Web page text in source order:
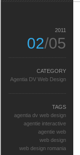
2011
02/05
CATEGORY
Agentia DV Web Design
TAGS
agentia dv web design
agentie interactive
agentie web
web design
web design romania